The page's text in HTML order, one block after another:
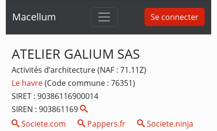
Macellum Se connecter
ATELIER GALIUM SAS
Activités d’architecture (NAF : 71.11Z)
Le havre(Code commune : 76351)
SIRET : 90386116900014
SIREN : 903861169
Societe.com
Pappers.fr Societe.ninja